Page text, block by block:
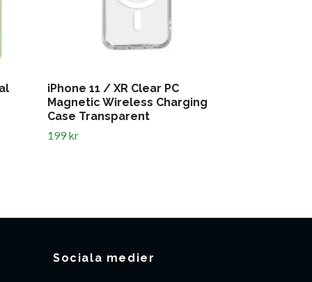
iPhone 11 / XR Clear PC
Magnetic Wireless Charging
Case Transparent
199 kr
Sociala medier